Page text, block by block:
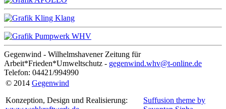
Gegenwind - Wilhelmshavener Zeitung für
Arbeit*Frieden*Umweltschutz - gegenwind.whv@t-online.de
Telefon: 04421/994990
© 2014 Gegenwind
Konzeption, Design und Realisierung:
Suffusion theme by